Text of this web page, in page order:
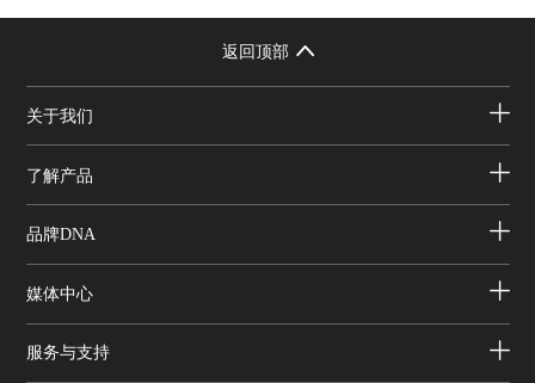
返回顶部
关于我们
了解产品
品牌DNA
媒体中心
服务与支持